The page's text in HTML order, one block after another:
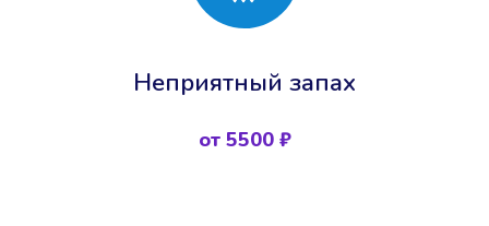
Неприятный запах
от 5500 ₽